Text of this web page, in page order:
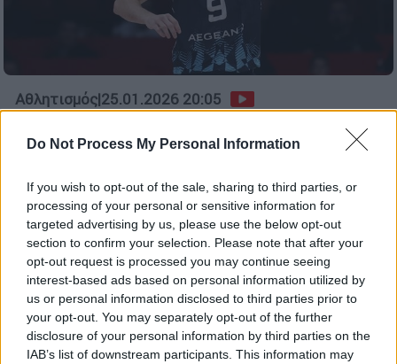
Do Not Process My Personal Information
If you wish to opt-out of the sale, sharing to third parties, or
processing of your personal or sensitive information for
targeted advertising by us, please use the below opt-out
section to confirm your selection. Please note that after your
opt-out request is processed you may continue seeing
interest-based ads based on personal information utilized by
us or personal information disclosed to third parties prior to
your opt-out. You may separately opt-out of the further
disclosure of your personal information by third parties on the
IAB’s list of downstream participants. This information may
Αθλητισμός|25.01.2026 20:05
Καταγγελία-σοκ του Πετρόπουλου μετά
το Κολοσσός-Ολυμπιακός: «Ελπίζω τα
Κόλαφος… ο παίκτης του Κολοσσού Ρόδου
που με ανάρτηση του στο instagram
αποκάλυψε πως κόπηκαν τα φρένα του
αυτοκινήτου του
ΑΛΛΑ #TAGS
Ολυμπιακός
Κολοσσός Ρόδου